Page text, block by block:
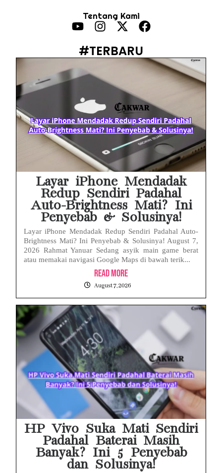
Prabowo Sebut ‘Londo Ireng’, Ray Rangkuti Desak DPR Bersikap, Ini Ulasan Politiknya
MAKI Soroti Penahanan Eks Jampidsus Febrie Adriansyah Tanpa Rompi Pink
Babak Baru Kasus Febrie Adriansyah, Rencana Praperadilan Penyitaan Emas dan Uang Tunai Jadi Sorotan
Baterai Apple Watch Cepat Boros? Ini Penyebab dan Cara Mengatasinya
HP Huawei Cepat Panas? Ini Penyebab Utama dan Cara Mengatasinya
Tentang Kami
#TERBARU
Layar iPhone Mendadak
Redup Sendiri Padahal
Auto-Brightness Mati? Ini
Penyebab & Solusinya!
Layar iPhone Mendadak Redup Sendiri Padahal Auto-
Brightness Mati? Ini Penyebab & Solusinya! August 7,
2026 Rahmat Yanuar Sedang asyik main game berat
atau memakai navigasi Google Maps di bawah terik...
Read More
August 7, 2026
HP Vivo Suka Mati Sendiri
Padahal Baterai Masih
Banyak? Ini 5 Penyebab
dan Solusinya!